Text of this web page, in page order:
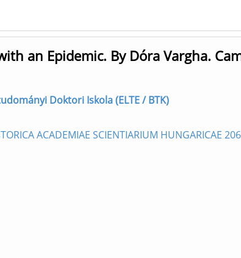
an Epidemic. By Dóra Vargha.
Doktori Iskola (ELTE / BTK)
ACADEMIAE SCIENTIARIUM HUNGARICAE